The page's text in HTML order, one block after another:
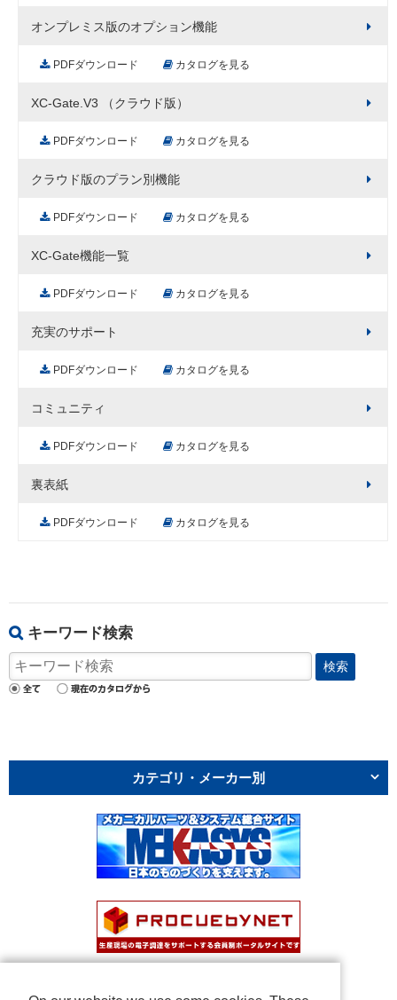
オンプレミス版のオプション機能
PDFダウンロード カタログを見る
XC-Gate.V3 （クラウド版）
PDFダウンロード カタログを見る
クラウド版のプラン別機能
PDFダウンロード カタログを見る
XC-Gate機能一覧
PDFダウンロード カタログを見る
充実のサポート
PDFダウンロード カタログを見る
コミュニティ
PDFダウンロード カタログを見る
裏表紙
PDFダウンロード カタログを見る
キーワード検索
検索
カテゴリ・メーカー別